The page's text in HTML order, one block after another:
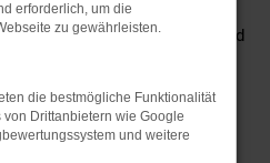
schreibt bis heute familiäre
Wert auf eine umfangreiche und
uns mittlerweile in der
wurde Ihr Händler für
1955 – seinerzeit noch als
bald waren wir auch im
zum heutigen Tag.
erforderlich, um die
zu gewährleisten.
die bestmögliche Funktionalität
Drittanbietern wie Google
und weitere